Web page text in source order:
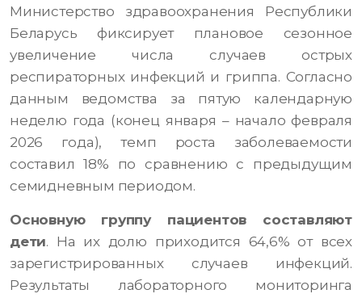
Министерство здравоохранения Республики
Беларусь фиксирует плановое сезонное
увеличение числа случаев острых
респираторных инфекций и гриппа. Согласно
данным ведомства за пятую календарную
неделю года (конец января – начало февраля
2026 года), темп роста заболеваемости
составил 18% по сравнению с предыдущим
семидневным периодом.
Основную группу пациентов составляют
дети. На их долю приходится 64,6% от всех
зарегистрированных случаев инфекций.
Результаты лабораторного мониторинга